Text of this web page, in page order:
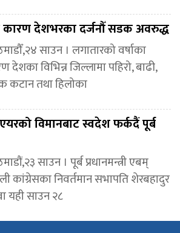
कारण देशभरका दर्जनौँ सडक अवरुद्ध
साउन । लगातारको वर्षाका
देशका विभिन्न जिल्लामा पहिरो, बाढी,
कटान तथा हिलोका
विमानबाट स्वदेश फर्कदैं पूर्ब
साउन । पूर्ब प्रधानमन्त्री एबम्
कांग्रेसका निवर्तमान सभापति शेरबहादुर
यही साउन २८